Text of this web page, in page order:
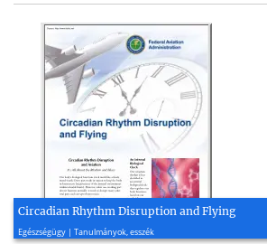
Circadian Rhythm Disruption and Flying
Egészségügy | Tanulmányok, esszék
2016, 4 oldal